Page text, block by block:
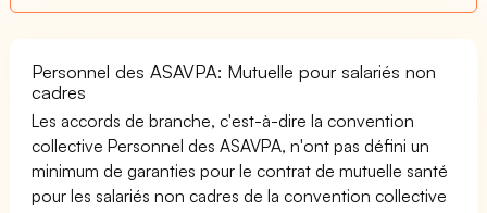
Personnel des ASAVPA: Mutuelle pour salariés non
cadres
Les accords de branche, c'est-à-dire la convention
collective Personnel des ASAVPA, n'ont pas défini un
minimum de garanties pour le contrat de mutuelle santé
pour les salariés non cadres de la convention collective